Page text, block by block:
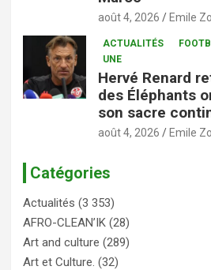
août 4, 2026 Emile
ACTUALITÉS
UNE
Hervé Renard
des Éléphants
son sacre
août 4, 2026 Emile
Catégories
Actualités (3 353)
AFRO-CLEAN’IK (28)
Art and culture (289)
Art et Culture. (32)